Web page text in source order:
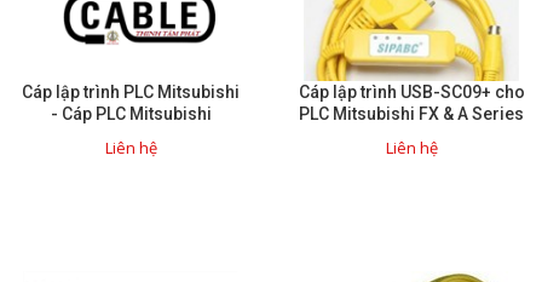
Cáp lập trình PLC Mitsubishi
- Cáp PLC Mitsubishi
Liên hệ
Cáp lập trình USB-SC09+ cho
PLC Mitsubishi FX & A Series
Liên hệ